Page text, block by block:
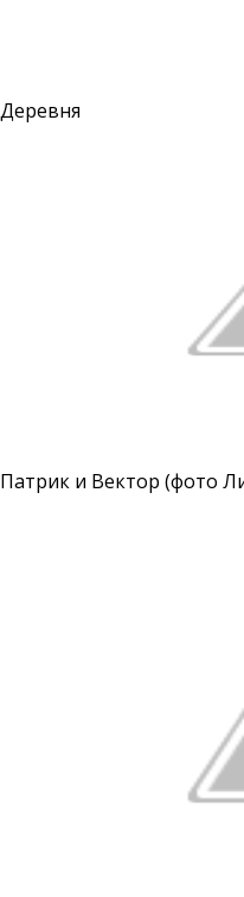
Деревня
Патрик и Вектор (фото